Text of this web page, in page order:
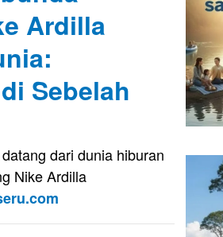
Ardilla
Sebelah
dari dunia hiburan
Nike Ardilla